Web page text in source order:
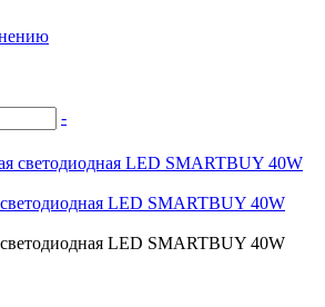
-
светодиодная LED SMARTBUY 40W
светодиодная LED SMARTBUY 40W